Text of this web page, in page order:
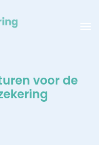
voor de